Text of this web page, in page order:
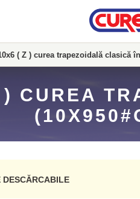
( Z ) curea trapezoidală clasică
CUREA
DESCĂRCABILE